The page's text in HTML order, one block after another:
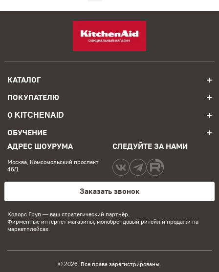
КАТАЛОГ
ПОКУПАТЕЛЮ
О KITCHENAID
ОБУЧЕНИЕ
АДРЕС ШОУРУМА
Москва, Комсомольский проспект
46/1
СЛЕДУЙТЕ ЗА НАМИ
Заказать звонок
Колорс Груп — ваш стратегический партнёр.
Фирменные интернет магазины, монобрендовый ритейл и продажи на
маркетплейсах.
© 2026. Все права зарегистрированы.